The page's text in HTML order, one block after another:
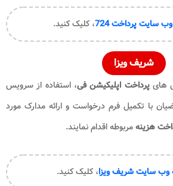
وب سایت پرداخت 724 ، کلیک کنید.
شریف ویزا
هایپرداخت اپلیکیشن فی، استفاده از سرویس
با تکمیل فرم درخواست و ارائه مدارک مورد
هزینهمربوطه اقدام نمایند.
وب سایت شریف ویزا، کلیک کنید.